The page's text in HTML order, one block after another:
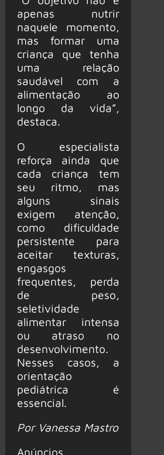
apenas nutrir
naquele momento,
mas formar uma
criança que tenha
uma relação
saudável com a
alimentação ao
longo da vida”,
destaca.
O especialista
reforça ainda que
cada criança tem
seu ritmo, mas
alguns sinais
exigem atenção,
como dificuldade
persistente para
aceitar texturas,
engasgos
frequentes, perda
de peso,
seletividade
alimentar intensa
ou atraso no
desenvolvimento.
Nesses casos, a
orientação
pediátrica é
essencial.
Por Vanessa Mastro
Anúncios